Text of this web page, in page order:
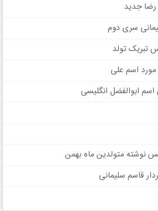
جدید
سری دوم
تبریک تولد
اسم علی
ابوالفضل انگلیسی
نوشته متولدین ماه بهمن
قاسم سلیمانی